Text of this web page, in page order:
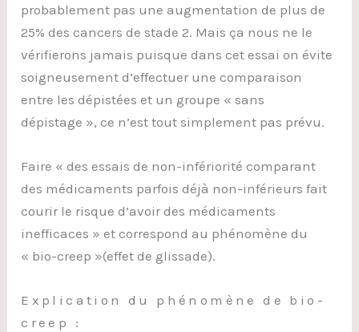
probablement pas une augmentation de plus de
25% des cancers de stade 2. Mais ça nous ne le
vérifierons jamais puisque dans cet essai on évite
soigneusement d’effectuer une comparaison
entre les dépistées et un groupe « sans
dépistage », ce n’est tout simplement pas prévu.
Faire « des essais de non-infériorité comparant
des médicaments parfois déjà non-inférieurs fait
courir le risque d’avoir des médicaments
inefficaces » et correspond au phénomène du
« bio-creep »(effet de glissade).
Explication du phénomène de bio-
creep :